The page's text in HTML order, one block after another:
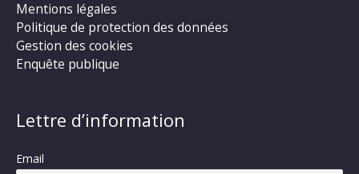
Mentions légales
Politique de protection des données
Gestion des cookies
Enquête publique
Lettre d’information
Email